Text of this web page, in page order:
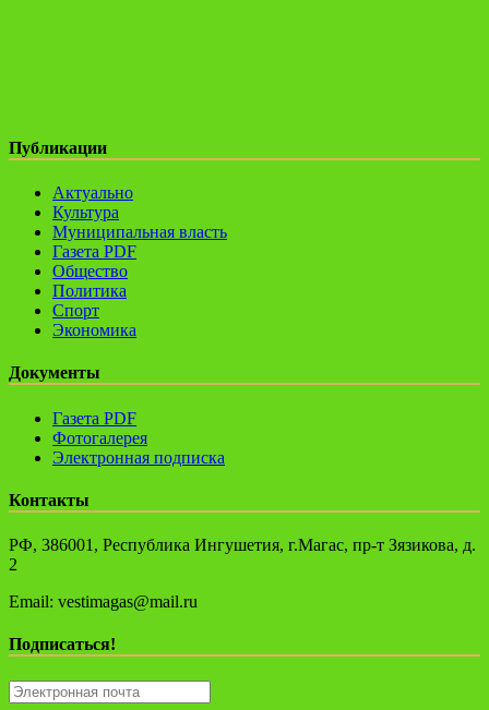
Публикации
Актуально
Культура
Муниципальная власть
Газета PDF
Общество
Политика
Спорт
Экономика
Документы
Газета PDF
Фотогалерея
Электронная подписка
Контакты
РФ, 386001, Республика Ингушетия, г.Магас, пр-т Зязикова, д.
2
Email: vestimagas@mail.ru
Подписаться!